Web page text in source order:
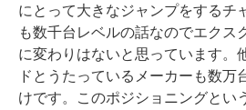
にとって大きなジャンプをするチ
も数千台レベルの話なのでエクス
に変わりはないと思っています。
ドとうたっているメーカーも数万
けです。このポジショニングとい